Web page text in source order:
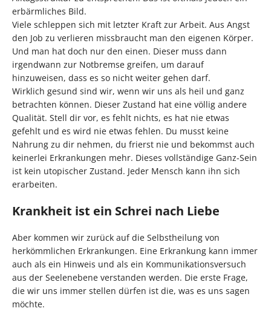
erbärmliches Bild.
Viele schleppen sich mit letzter Kraft zur Arbeit. Aus Angst
den Job zu verlieren missbraucht man den eigenen Körper.
Und man hat doch nur den einen. Dieser muss dann
irgendwann zur Notbremse greifen, um darauf
hinzuweisen, dass es so nicht weiter gehen darf.
Wirklich gesund sind wir, wenn wir uns als heil und ganz
betrachten können. Dieser Zustand hat eine völlig andere
Qualität. Stell dir vor, es fehlt nichts, es hat nie etwas
gefehlt und es wird nie etwas fehlen. Du musst keine
Nahrung zu dir nehmen, du frierst nie und bekommst auch
keinerlei Erkrankungen mehr. Dieses vollständige Ganz-Sein
ist kein utopischer Zustand. Jeder Mensch kann ihn sich
erarbeiten.
Krankheit ist ein Schrei nach Liebe
Aber kommen wir zurück auf die Selbstheilung von
herkömmlichen Erkrankungen. Eine Erkrankung kann immer
auch als ein Hinweis und als ein Kommunikationsversuch
aus der Seelenebene verstanden werden. Die erste Frage,
die wir uns immer stellen dürfen ist die, was es uns sagen
möchte.